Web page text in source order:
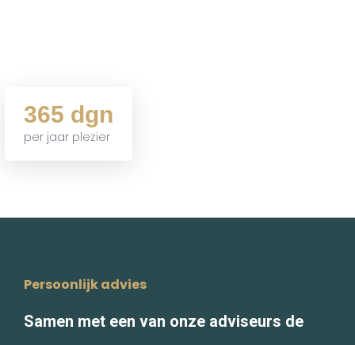
365 dgn
per jaar plezier
Persoonlijk advies
Samen met een van onze adviseurs de